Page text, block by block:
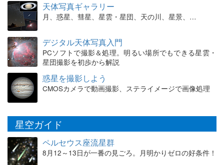
天体写真ギャラリー
月、惑星、彗星、星雲・星団、天の川、星景、…
デジタル天体写真入門
PCソフトで撮影＆処理。明るい場所でもできる星雲・
星団撮影を初歩から解説
惑星を撮影しよう
CMOSカメラで動画撮影、ステライメージで画像処理
星空ガイド
ペルセウス座流星群
8月12～13日が一番の見ごろ。月明かりゼロの好条件！